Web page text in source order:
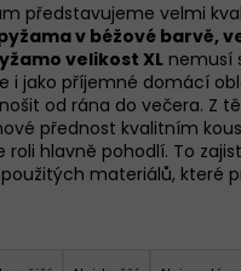
představujeme velmi
v béžové barvě,
velikost XL nemusí
i jako příjemné domácí
od rána do večera. Z
přednost kvalitním
roli hlavně pohodlí. To
materiálů, které